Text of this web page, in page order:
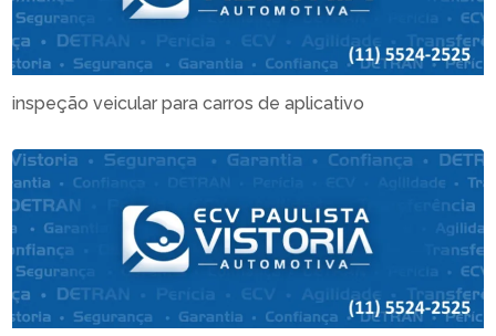
inspeção veicular para carros de aplicativo